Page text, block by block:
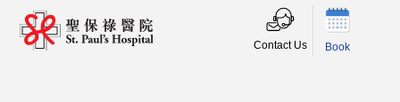
Contact Us Book